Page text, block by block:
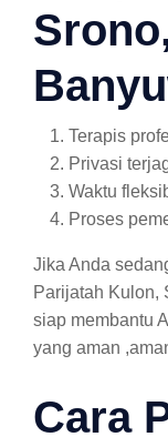
Terapis
Privasi
Waktu
Proses
Jika Anda
Parijatah Kulon,
siap membantu
yang aman
Cara